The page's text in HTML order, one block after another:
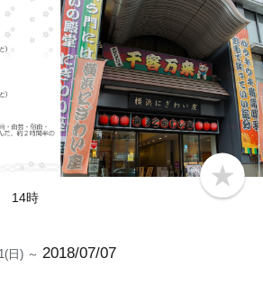
b
o
14時
日) ～ 2018/07/07